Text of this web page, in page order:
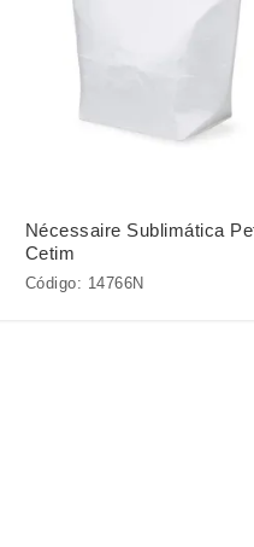
Nécessaire Sublimática
Cetim
Código: 14766N